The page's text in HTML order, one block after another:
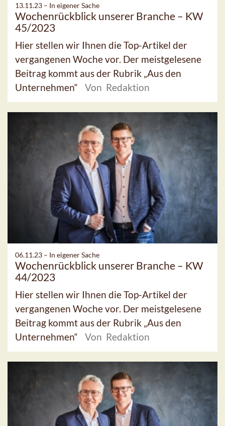
13.11.23 – In eigener Sache
Wochenrückblick unserer Branche – KW
45/2023
Hier stellen wir Ihnen die Top-Artikel der
vergangenen Woche vor. Der meistgelesene
Beitrag kommt aus der Rubrik „Aus den
Unternehmen“
Von Redaktion
06.11.23 – In eigener Sache
Wochenrückblick unserer Branche – KW
44/2023
Hier stellen wir Ihnen die Top-Artikel der
vergangenen Woche vor. Der meistgelesene
Beitrag kommt aus der Rubrik „Aus den
Unternehmen“
Von Redaktion